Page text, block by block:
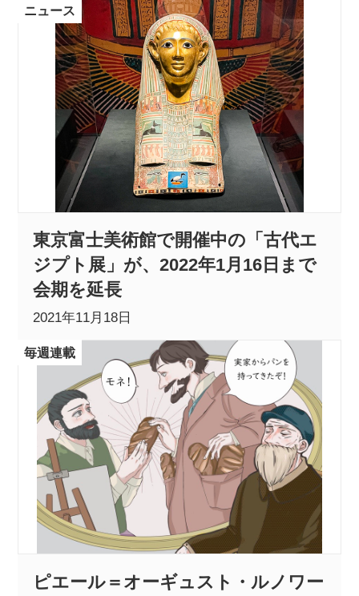
ニュース
東京富士美術館で開催中の「古代エ
ジプト展」が、2022年1月16日まで
会期を延長
2021年11月18日
毎週連載
ピエール＝オーギュスト・ルノワー